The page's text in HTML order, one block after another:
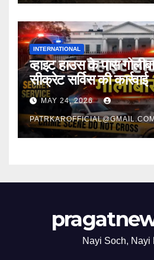
INTERNATIONAL
व्हाइट हाउस के पास
सीक्रेट सर्विस की कार्रवाई
MAY 24, 2026
Nayi Soch, Nayi